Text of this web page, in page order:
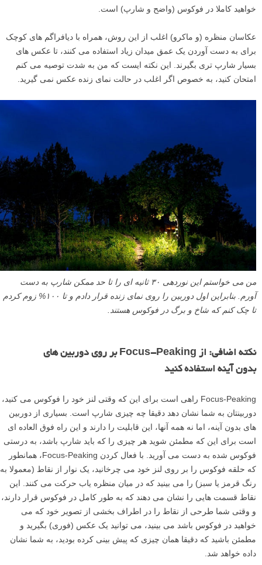
خواهید کاملا در فوکوس (واضح و شارپ) است.
عکاسان منظره (و ماکرو) اغلب از این روش، همراه با دیافراگم های کوچک
برای به دست آوردن یک عمق میدان زیاد استفاده می کنند، تا عکس های
بسیار شارپ تری بگیرند. این نکته ایست که من به شدت توصیه می کنم
امتحان کنید، به خصوص اگر اغلب در حالت نمای زنده عکس نمی گیرید.
من می خواستم این نوردهی ۳۰ ثانیه ای را تا حد ممکن شارپ به دست
آورم. بنابراین اول دوربین را روی نمای زنده قرار دادم و تا ۱۰۰% زوم کردم
تا چک کنم که شاخ و برگ در فوکوس هستند.
نکته اضافی: از Focus-Peaking بر روی دوربین های
بدون آینه استفاده کنید
Focus-Peaking راهی است برای این که وقتی لنز خود را فوکوس می کنید،
دوربینتان به شما نشان دهد دقیقا چه چیزی شارپ است. بسیاری از دوربین
های بدون آینه، اما نه همه آنها، این قابلیت را دارند و این راه فوق العاده ای
است برای این که مطمئن شوید هر چیزی را که باید شارپ باشد، به درستی
فوکوس شده به دست می آورید. با فعال کردن Focus-Peaking، همانطور
که حلقه فوکوس را بر روی لنز خود می چرخانید، یک نوار از نقاط (معمولا به
رنگ قرمز یا سبز) را می بینید که در میان منظره یاب حرکت می کنند. این
نقاط قسمت هایی را نشان می دهند که به طور کامل در فوکوس قرار دارند،
و وقتی شما طرحی از نقاط را در اطراف بخشی از تصویر خود که می
خواهید در فوکوس باشد می بینید، می توانید یک عکس (فوری) بگیرید و
مطمئن باشید که دقیقا همان چیزی که پیش بینی کرده بودید، به شما نشان
داده خواهد شد.